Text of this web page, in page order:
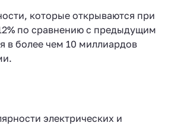
которые открываются при
по сравнению с предыдущим
в более чем 10 миллиардов
электрических и